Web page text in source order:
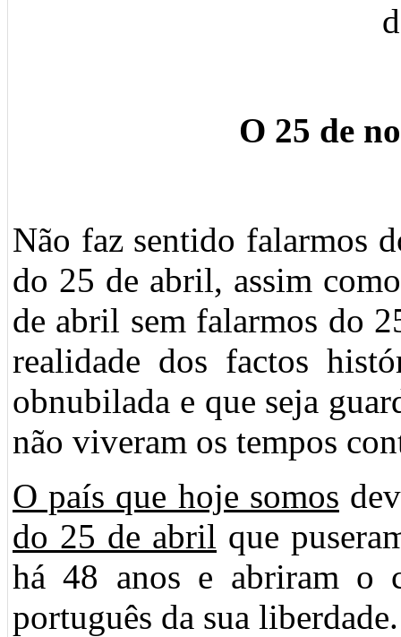
O 25 de
Não faz sentido falarmos
do 25 de abril, assim
de abril sem falarmos do
realidade dos factos
obnubilada e que seja
não viveram os tempos
O país que hoje somos
do 25 de abril que
há 48 anos e abriram o
português da sua liberdade.